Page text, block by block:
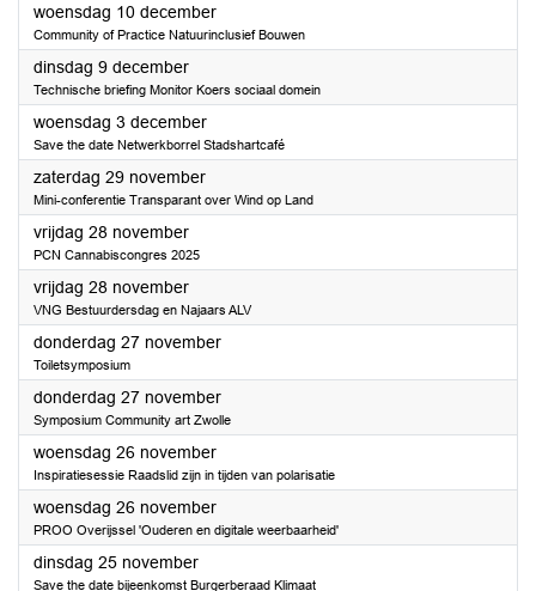
woensdag 10 december2025
Community of Practice Natuurinclusief Bouwen
dinsdag 9 december2025
Technische briefing Monitor Koers sociaal domein
woensdag 3 december2025
Save the date Netwerkborrel Stadshartcafé
zaterdag 29 november2025
Mini-conferentie Transparant over Wind op Land
vrijdag 28 november2025
PCN Cannabiscongres 2025
vrijdag 28 november2025
VNG Bestuurdersdag en Najaars ALV
donderdag 27 november2025
Toiletsymposium
donderdag 27 november2025
Symposium Community art Zwolle
woensdag 26 november2025
Inspiratiesessie Raadslid zijn in tijden van polarisatie
woensdag 26 november2025
PROO Overijssel 'Ouderen en digitale weerbaarheid'
dinsdag 25 november2025
Save the date bijeenkomst Burgerberaad Klimaat